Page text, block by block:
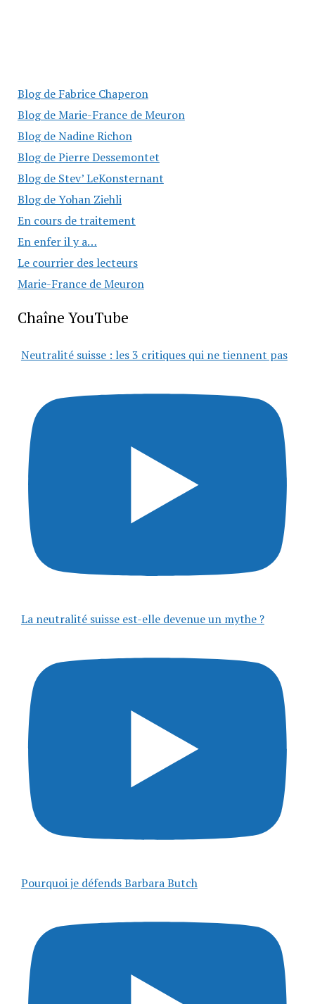
Blog de Fabrice Chaperon
Blog de Marie-France de Meuron
Blog de Nadine Richon
Blog de Pierre Dessemontet
Blog de Stev’ LeKonsternant
Blog de Yohan Ziehli
En cours de traitement
En enfer il y a…
Le courrier des lecteurs
Marie-France de Meuron
Chaîne YouTube
Neutralité suisse : les 3 critiques qui ne tiennent pas
La neutralité suisse est-elle devenue un mythe ?
Pourquoi je défends Barbara Butch